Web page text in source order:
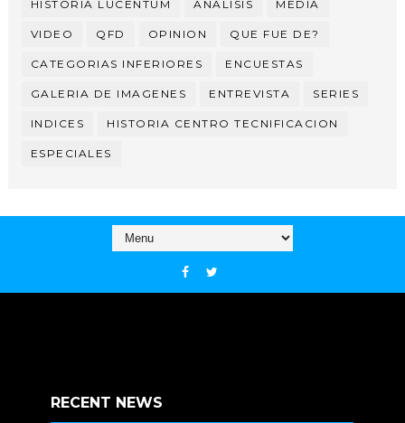
HISTORIA LUCENTUM ANALISIS MEDIA
VIDEO QFD OPINION QUE FUE DE?
CATEGORIAS INFERIORES ENCUESTAS
GALERIA DE IMAGENES ENTREVISTA SERIES
INDICES HISTORIA CENTRO TECNIFICACION
ESPECIALES
RECENT NEWS